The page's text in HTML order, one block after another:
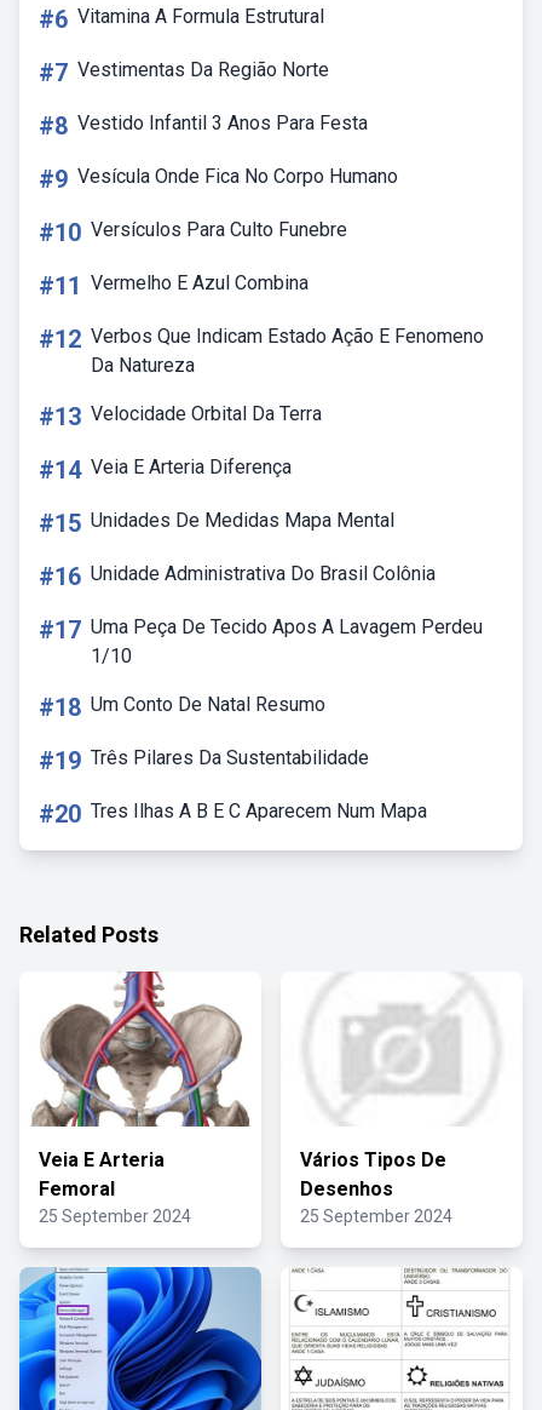
#6 Vitamina A Formula Estrutural
#7 Vestimentas Da Região Norte
#8 Vestido Infantil 3 Anos Para Festa
#9 Vesícula Onde Fica No Corpo Humano
#10 Versículos Para Culto Funebre
#11 Vermelho E Azul Combina
#12 Verbos Que Indicam Estado Ação E Fenomeno
Da Natureza
#13 Velocidade Orbital Da Terra
#14 Veia E Arteria Diferença
#15 Unidades De Medidas Mapa Mental
#16 Unidade Administrativa Do Brasil Colônia
#17 Uma Peça De Tecido Apos A Lavagem Perdeu
1/10
#18 Um Conto De Natal Resumo
#19 Três Pilares Da Sustentabilidade
#20 Tres Ilhas A B E C Aparecem Num Mapa
Related Posts
Veia E Arteria
Femoral
25 September 2024
Vários Tipos De
Desenhos
25 September 2024